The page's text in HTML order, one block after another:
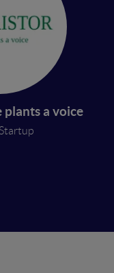
a voice